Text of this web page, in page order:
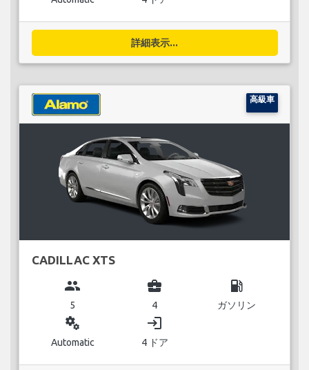
詳細表示...
高級車
CADILLAC XTS
group
5
business_center
4
local_gas_station
ガソリン
miscellaneous_services
Automatic
login
4 ドア